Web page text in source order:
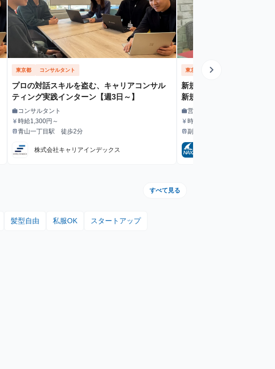
chevron_right
東京都 コンサルタント
プロの対話スキルを盗む、キャリアコンサル
ティング実践インターン【週3日～】
職種
work コンサルタント
給与
currency_yen時給1,300円～
最寄駅
train青山一丁目駅 徒歩2分
株式会社キャリアインデックス
東京都 営業
新規事業開発インターン
新規事業企画・営業
職種
work営業
給与
currency_yen時給１５００～ 経験やスキル
最寄駅
train副都心線「北参道」徒歩約1分
すべて見る
髪型自由 私服OK スタートアップ